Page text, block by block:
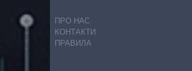
ПРО НАС
КОНТАКТИ
ПРАВИЛА